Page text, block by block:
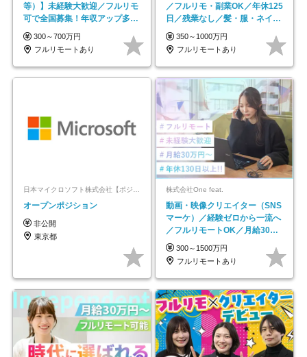
等）】未経験大歓迎／フルリモ
可で全国募集！年収アップ多数
★年休最大130日★
300～700万円
フルリモートあり
／フルリモ・副業OK／年休125
日／残業なし／髪・服・ネイ
ル・ピアス自由
350～1000万円
フルリモートあり
オープンポジション
非公開
東京都
株式会社One feat.
動画・映像クリエイター（SNS
マーケ）／経験ゼロから一流へ
／フルリモートOK／月給30万
円～／年休130日以上
300～1500万円
フルリモートあり